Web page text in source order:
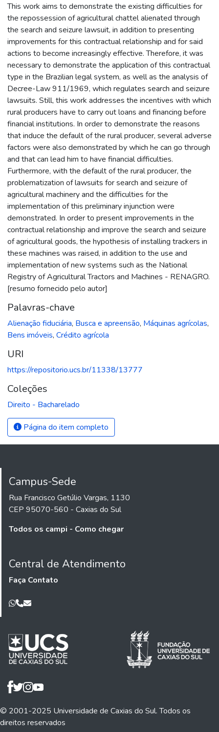
This work aims to demonstrate the existing difficulties for
the repossession of agricultural chattel alienated through
the search and seizure lawsuit, in addition to presenting
improvements for this contractual relationship and for said
actions to become increasingly effective. Therefore, it was
necessary to demonstrate the application of this contractual
type in the Brazilian legal system, as well as the analysis of
Decree-Law 911/1969, which regulates search and seizure
lawsuits. Still, this work addresses the incentives with which
rural producers have to carry out loans and financing before
financial institutions. In order to demonstrate the reasons
that induce the default of the rural producer, several adverse
factors were also demonstrated by which he can go through
and that can lead him to have financial difficulties.
Furthermore, with the default of the rural producer, the
problematization of lawsuits for search and seizure of
agricultural machinery and the difficulties for the
implementation of this preliminary injunction were
demonstrated. In order to present improvements in the
contractual relationship and improve the search and seizure
of agricultural goods, the hypothesis of installing trackers in
these machines was raised, in addition to the use and
implementation of new systems such as the National
Registry of Agricultural Tractors and Machines - RENAGRO.
[resumo fornecido pelo autor]
Palavras-chave
Alienação fiduciária, Busca e apreensão, Máquinas agrícolas,
Bens imóveis, Crédito agrícola
URI
https://repositorio.ucs.br/11338/13777
Coleções
Direito - Bacharelado
Página do item completo
Campus-Sede
Rua Francisco Getúlio Vargas, 1130
CEP 95070-560 - Caxias do Sul
Todos os campi - Como chegar
Central de Atendimento
Faça Contato
© 2001-2025 Universidade de Caxias do Sul. Todos os
direitos reservados